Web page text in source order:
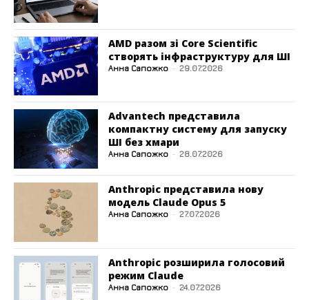
AMD разом зі Core Scientific
створять інфраструктуру для ШІ
Анна Сапожко - 29.07.2026
Advantech представила
компактну систему для запуску
ШІ без хмари
Анна Сапожко - 28.07.2026
Anthropic представила нову
модель Claude Opus 5
Анна Сапожко - 27.07.2026
Anthropic розширила голосовий
режим Claude
Анна Сапожко - 24.07.2026